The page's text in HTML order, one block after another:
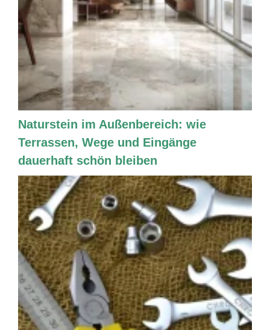
Naturstein im Außenbereich: wie
Terrassen, Wege und Eingänge
dauerhaft schön bleiben